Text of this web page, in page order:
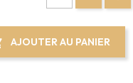
AJOUTER AU PANIER